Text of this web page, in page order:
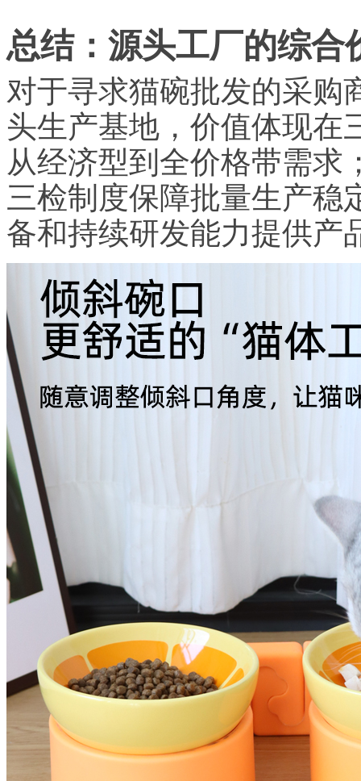
总结：源头工厂的综合
对于寻求猫碗批发的采购
头生产基地，价值体现在
从经济型到全价格带需求
三检制度保障批量生产稳
备和持续研发能力提供产